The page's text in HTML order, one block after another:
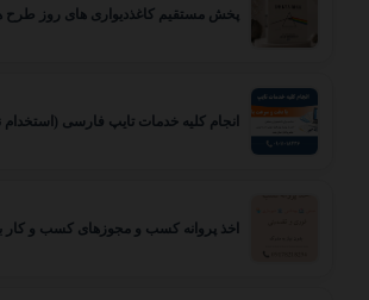
پخش مستقیم کاغذدیواری های روز طرح
انجام کلیه خدمات تایپ فارسی (استخدام
اخذ پروانه کسب و مجوزهای کسب و کار